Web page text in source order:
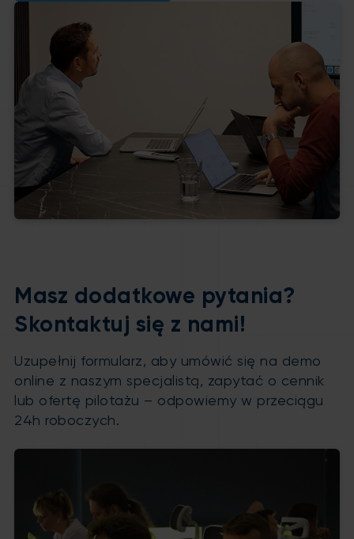
Masz dodatkowe pytania?
Skontaktuj się z nami!
Uzupełnij formularz, aby umówić się na demo
online z naszym specjalistą, zapytać o cennik
lub ofertę pilotażu – odpowiemy w przeciągu
24h roboczych.